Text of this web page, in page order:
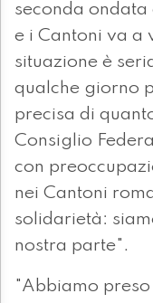
seconda ondata
e i Cantoni va a
situazione è
qualche giorno
precisa di
Consiglio
con
nei Cantoni
solidarietà:
nostra parte".
"Abbiamo